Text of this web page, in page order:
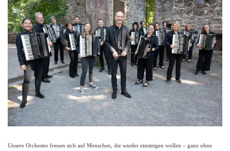
Unsere Orchester freuen sich auf Menschen, die wieder einsteigen wollen – ganz ohne